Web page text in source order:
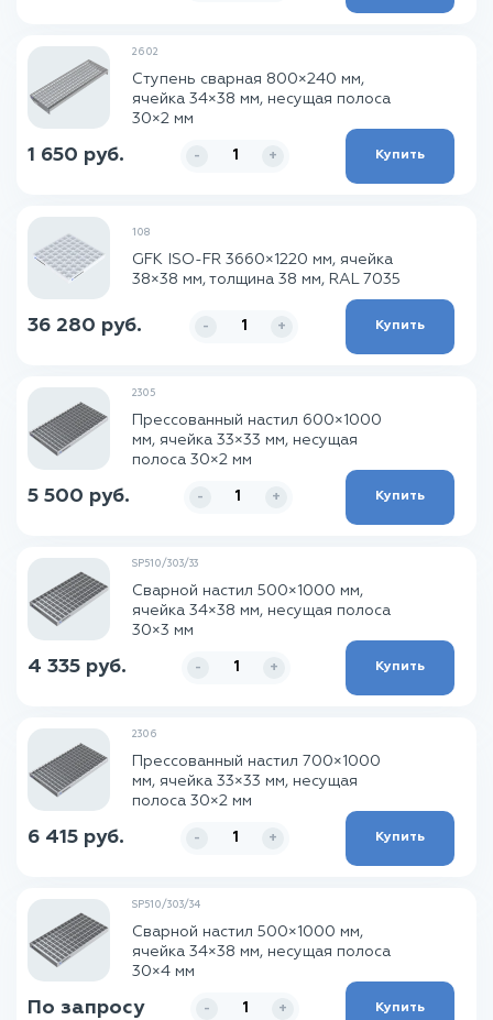
2602
Ступень сварная 800×240 мм,
ячейка 34×38 мм, несущая полоса
30×2 мм
1 650 руб. - + Купить
108
GFK ISO-FR 3660×1220 мм, ячейка
38×38 мм, толщина 38 мм, RAL 7035
36 280 руб. - + Купить
2305
Прессованный настил 600×1000
мм, ячейка 33×33 мм, несущая
полоса 30×2 мм
5 500 руб. - + Купить
SP510/303/33
Сварной настил 500×1000 мм,
ячейка 34×38 мм, несущая полоса
30×3 мм
4 335 руб. - + Купить
2306
Прессованный настил 700×1000
мм, ячейка 33×33 мм, несущая
полоса 30×2 мм
6 415 руб. - + Купить
SP510/303/34
Сварной настил 500×1000 мм,
ячейка 34×38 мм, несущая полоса
30×4 мм
По запросу - + Купить